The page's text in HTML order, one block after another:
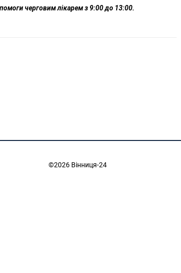
черговим лікарем з 9:00 до 13:00.
©2026 Вінниця-24